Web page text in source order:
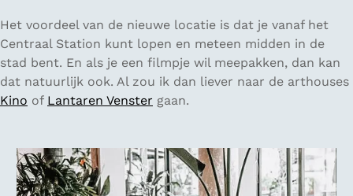
Het voordeel van de nieuwe locatie is dat je vanaf het
Centraal Station kunt lopen en meteen midden in de
stad bent. En als je een filmpje wil meepakken, dan kan
dat natuurlijk ook. Al zou ik dan liever naar de arthouses
Kino of Lantaren Venster gaan.